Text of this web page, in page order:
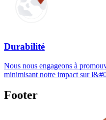
Durabilité
Nous nous engageons à
minimisant notre impact sur
Footer